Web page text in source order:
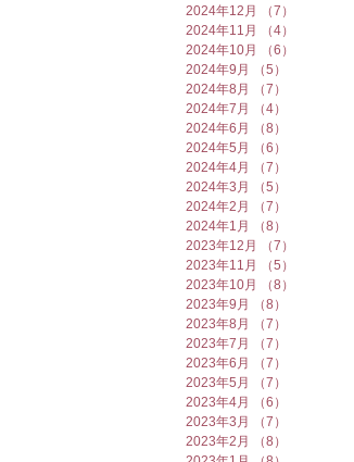
2024年12月
（7）
2024年11月
（4）
2024年10月
（6）
2024年9月
（5）
2024年8月
（7）
2024年7月
（4）
2024年6月
（8）
2024年5月
（6）
2024年4月
（7）
2024年3月
（5）
2024年2月
（7）
2024年1月
（8）
2023年12月
（7）
2023年11月
（5）
2023年10月
（8）
2023年9月
（8）
2023年8月
（7）
2023年7月
（7）
2023年6月
（7）
2023年5月
（7）
2023年4月
（6）
2023年3月
（7）
2023年2月
（8）